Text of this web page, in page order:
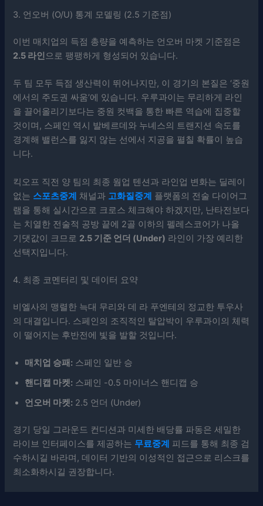
3. 언오버 (O/U) 통계 모델링 (2.5 기준점)
이번 매치업의 득점 총량을 예측하는 언오버 마켓 기준점은
2.5 라인으로 팽팽하게 형성되어 있습니다.
두 팀 모두 득점 생산력이 뛰어나지만, 이 경기의 본질은 ‘중원
에서의 주도권 싸움’에 있습니다. 우루과이는 무리하게 라인
을 끌어올리기보다는 중원 컷백을 통한 빠른 역습에 집중할
것이며, 스페인 역시 발베르데와 누녜스의 트랜지션 속도를
경계해 밸런스를 잃지 않는 선에서 지공을 펼칠 확률이 높습
니다.
킥오프 직전 양 팀의 최종 웜업 텐션과 라인업 변화는 딜레이
없는 스포츠중계 채널과 고화질중계 플랫폼의 전술 다이어그
램을 통해 실시간으로 크로스 체크해야 하겠지만, 난타전보다
는 치열한 전술적 공방 끝에 2골 이하의 펠레스코어가 나올
기댓값이 크므로 2.5 기준 언더 (Under) 라인이 가장 예리한
선택지입니다.
4. 최종 코멘터리 및 데이터 요약
비엘사의 맹렬한 늑대 무리와 데 라 푸엔테의 정교한 투우사
의 대결입니다. 스페인의 조직적인 탈압박이 우루과이의 체력
이 떨어지는 후반전에 빛을 발할 것입니다.
매치업 승패: 스페인 일반 승
핸디캡 마켓: 스페인 -0.5 마이너스 핸디캡 승
언오버 마켓: 2.5 언더 (Under)
경기 당일 그라운드 컨디션과 미세한 배당률 파동은 세밀한
라이브 인터페이스를 제공하는 무료중계 피드를 통해 최종 검
수하시길 바라며, 데이터 기반의 이성적인 접근으로 리스크를
최소화하시길 권장합니다.